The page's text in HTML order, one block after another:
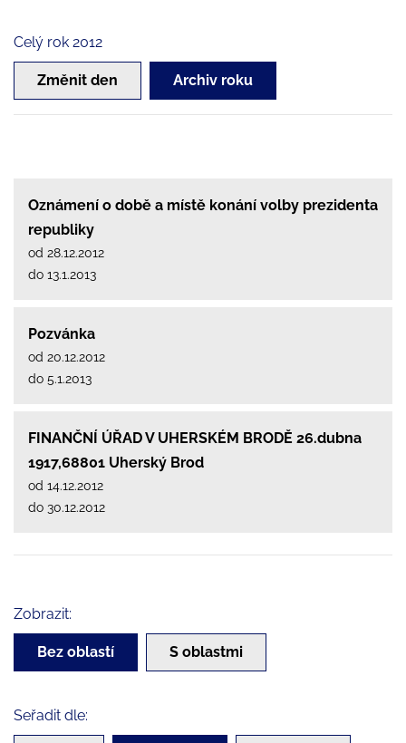
Celý rok 2012
Změnit den Archiv roku
Oznámení o době a místě konání volby prezidenta
republiky
od 28.12.2012
do 13.1.2013
Pozvánka
od 20.12.2012
do 5.1.2013
FINANČNÍ ÚŘAD V UHERSKÉM BRODĚ 26.dubna
1917,68801 Uherský Brod
od 14.12.2012
do 30.12.2012
Zobrazit:
Bez oblastí S oblastmi
Seřadit dle: